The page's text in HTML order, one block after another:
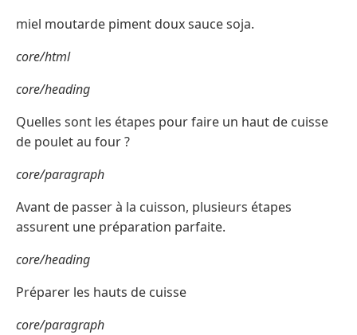
miel moutarde piment doux sauce soja.
core/html
core/heading
Quelles sont les étapes pour faire un haut de cuisse
de poulet au four ?
core/paragraph
Avant de passer à la cuisson, plusieurs étapes
assurent une préparation parfaite.
core/heading
Préparer les hauts de cuisse
core/paragraph